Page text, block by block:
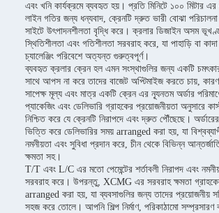
এবং খনি কার্যক্রমে ব্যবহৃত হয়। প্রতি মিনিটে ১০০ মিটার
লাইন গতির জন্য ধন্যবাদ, ক্রেনটি দ্রুত ভারী বোঝা
সাইটে উৎপাদনশীলতা বৃদ্ধি করে। ক্রলার ডিজাইন অসম
স্থিতিশীলতা এবং গতিশীলতা সরবরাহ করে, যা পাহাড়ি বা
চ্যালেঞ্জিং পরিবেশে অত্যন্ত গুরুত্বপূর্ণ।
ব্যবহৃত ক্রলার ক্রেন হল এমন সংস্থাগুলির জন্য একটি চমৎকার
সাথে আপস না করে তাদের বাজেট অপ্টিমাইজ করতে চায়,
সাপেক্ষ মূল্য এবং মাত্র একটি ক্রেন এর ন্যূনতম অর্ডার
প্যাকেজিং এবং ডেলিভারি গ্রাহকের প্রয়োজনীয়তা অনুসারে
নিশ্চিত করে যে ক্রেনটি নিরাপদে এবং দ্রুত পৌঁছেছে।
ভিত্তি করে ডেলিভারির সময় arranged করা হয়, যা
নমনীয়তা এবং সুবিধা প্রদান করে, চীন থেকে বিভিন্ন
ক্ষমতা সহ।
T/T এবং L/C এর মতো পেমেন্টের শর্তাবলী নিরাপদ এবং
সরবরাহ করে। উপরন্তু, XCMG এর সরবরাহ ক্ষমতা
arranged করা হয়, যা ব্যবসাগুলির জন্য তাদের প্রয়োজনীয়
সহজ করে তোলে। আপনি শিল্প নির্মাণ, পরিকাঠামো